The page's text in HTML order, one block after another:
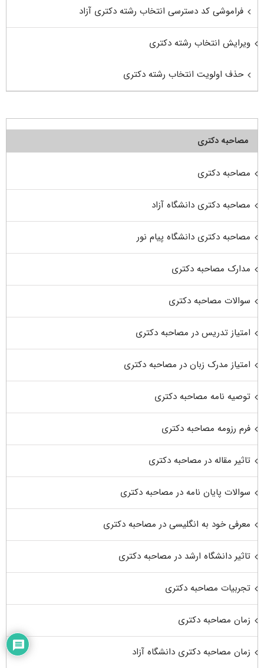
فراموشی کد دسترسی انتخاب رشته دکتری آزاد
ویرایش انتخاب رشته دکتری
حذف اولویت انتخاب رشته دکتری
مصاحبه دکتری
مصاحبه دکتری
مصاحبه دکتری دانشگاه آزاد
مصاحبه دکتری دانشگاه پیام نور
مدارک مصاحبه دکتری
سوالات مصاحبه دکتری
امتیاز تدریس در مصاحبه دکتری
امتیاز مدرک زبان در مصاحبه دکتری
توصیه نامه مصاحبه دکتری
فرم رزومه مصاحبه دکتری
تاثیر مقاله در مصاحبه دکتری
سوالات پایان نامه در مصاحبه دکتری
معرفی خود به انگلیسی در مصاحبه دکتری
تاثیر دانشگاه ارشد در مصاحبه دکتری
تجربیات مصاحبه دکتری
زمان مصاحبه دکتری
زمان مصاحبه دکتری دانشگاه آزاد